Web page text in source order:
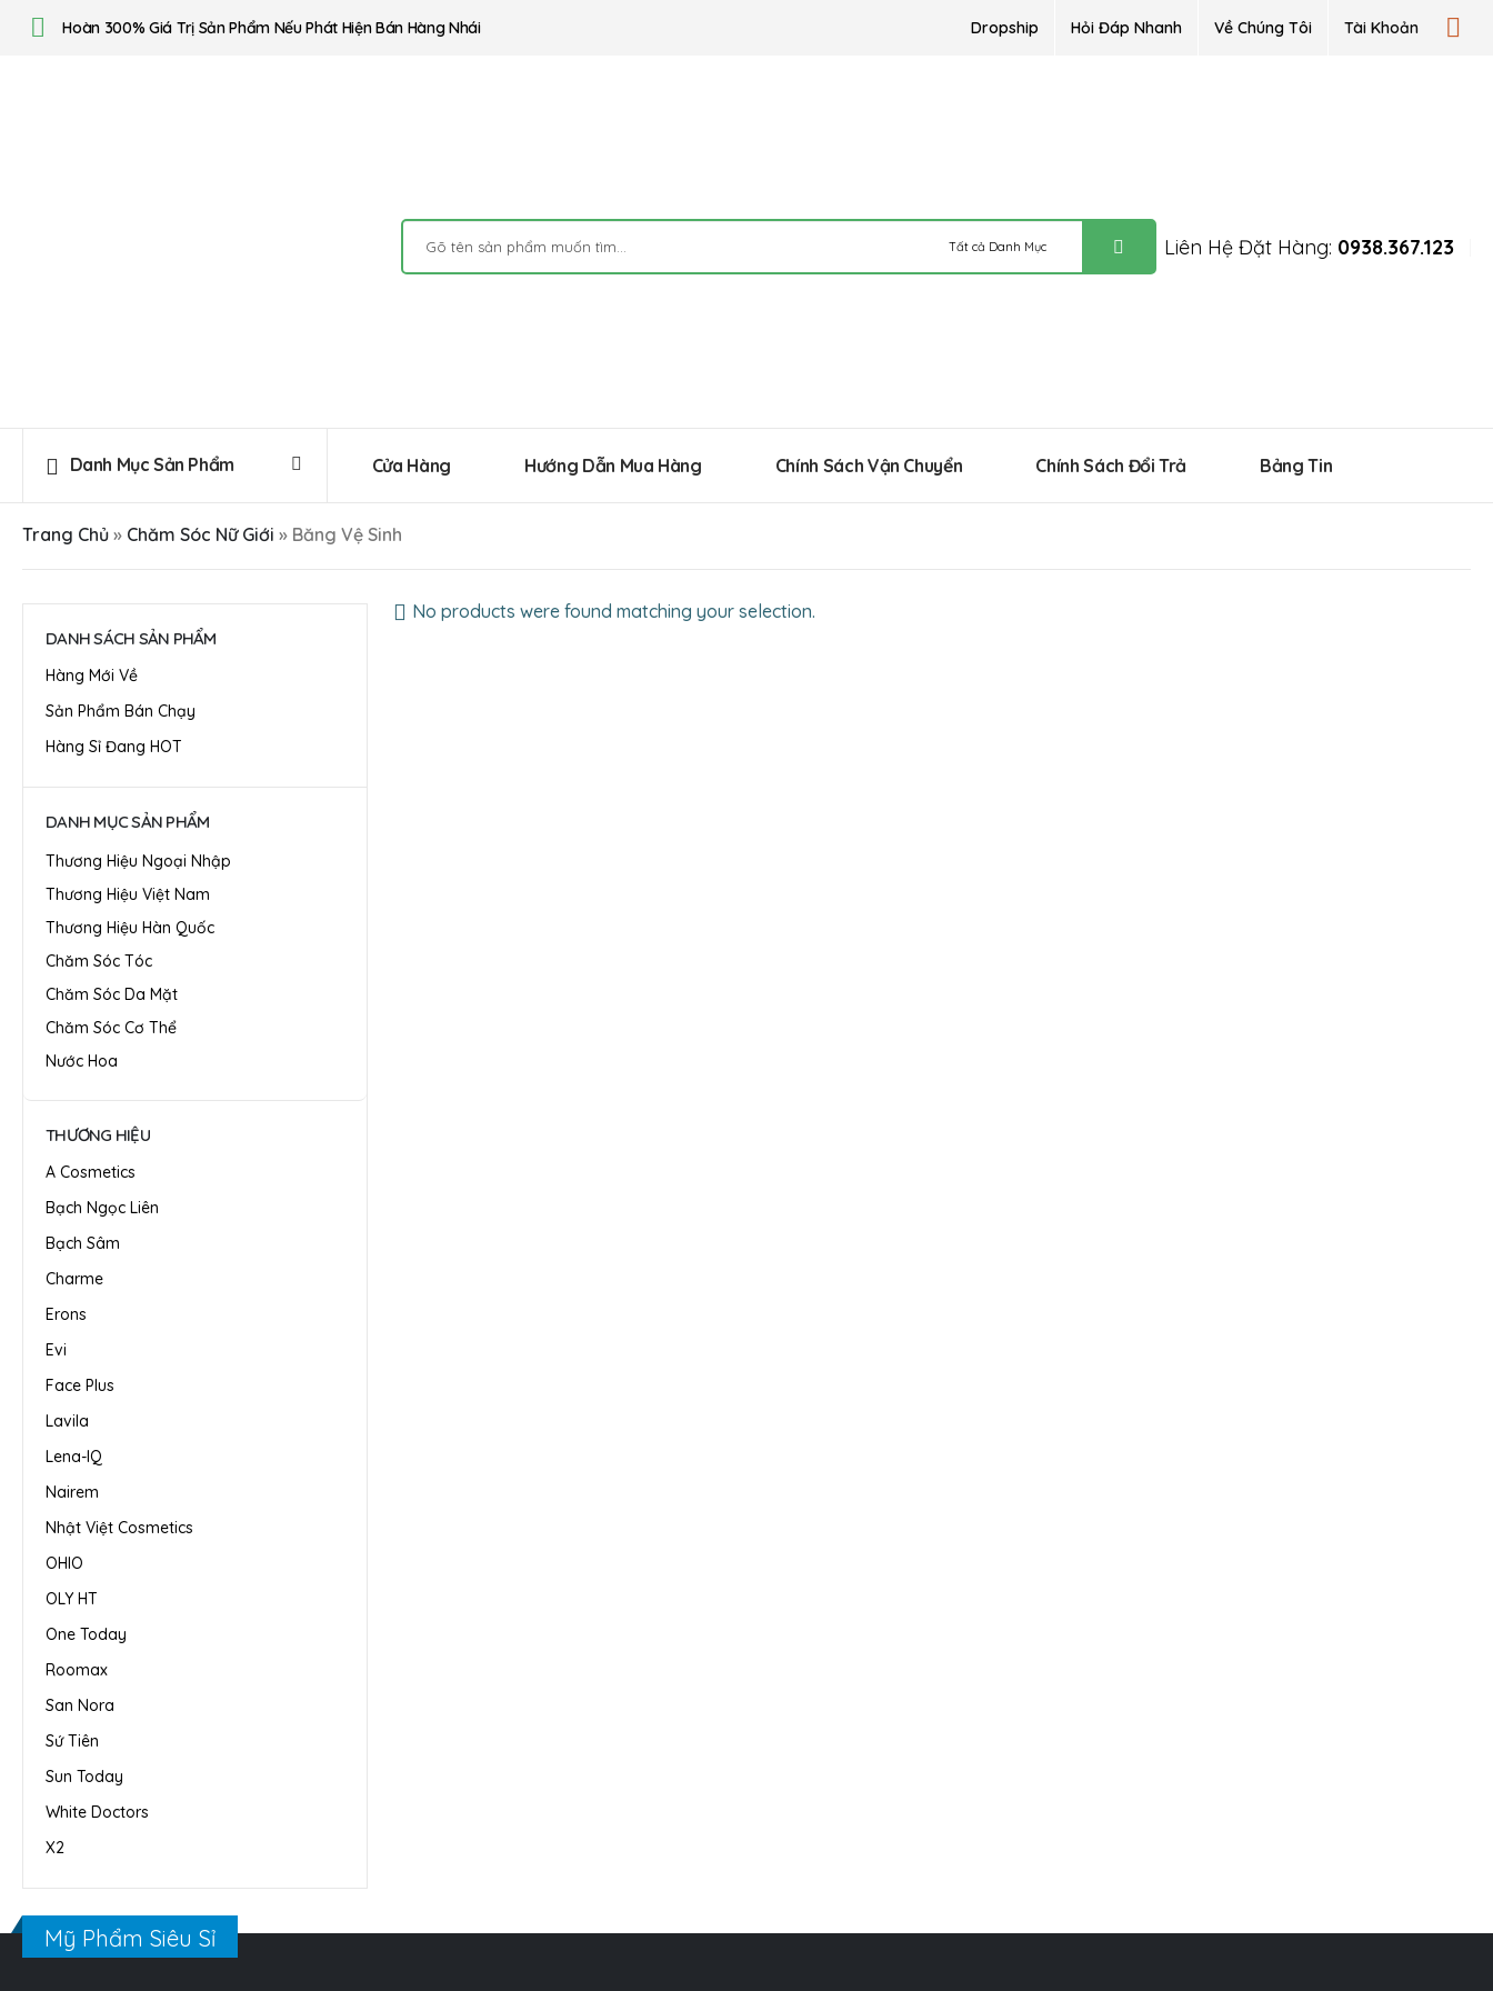
Hoàn 300% Giá Trị Sản Phẩm Nếu Phát Hiện Bán Hàng Nhái Dropship Hỏi Đáp Nhanh Về Chúng Tôi Tài Khoản
Liên Hệ Đặt Hàng: 0938.367.123
Danh Mục Sản Phẩm Cửa Hàng Hướng Dẫn Mua Hàng Chính Sách Vận Chuyển Chính Sách Đổi Trả Bảng Tin
Trang Chủ » Chăm Sóc Nữ Giới » Băng Vệ Sinh
No products were found matching your selection.
DANH SÁCH SẢN PHẨM
Hàng Mới Về
Sản Phẩm Bán Chạy
Hàng Sỉ Đang HOT
DANH MỤC SẢN PHẨM
Thương Hiệu Ngoại Nhập
Thương Hiệu Việt Nam
Thương Hiệu Hàn Quốc
Chăm Sóc Tóc
Chăm Sóc Da Mặt
Chăm Sóc Cơ Thể
Nước Hoa
THƯƠNG HIỆU
A Cosmetics
Bạch Ngọc Liên
Bạch Sâm
Charme
Erons
Evi
Face Plus
Lavila
Lena-IQ
Nairem
Nhật Việt Cosmetics
OHIO
OLY HT
One Today
Roomax
San Nora
Sứ Tiên
Sun Today
White Doctors
X2
Mỹ Phẩm Siêu Sỉ